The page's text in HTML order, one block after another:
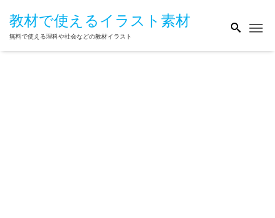
教材で使えるイラスト素材
無料で使える理科や社会などの教材イラスト